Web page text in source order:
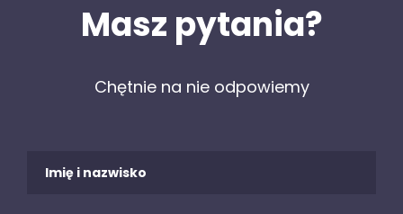
Masz pytania?
Chętnie na nie odpowiemy